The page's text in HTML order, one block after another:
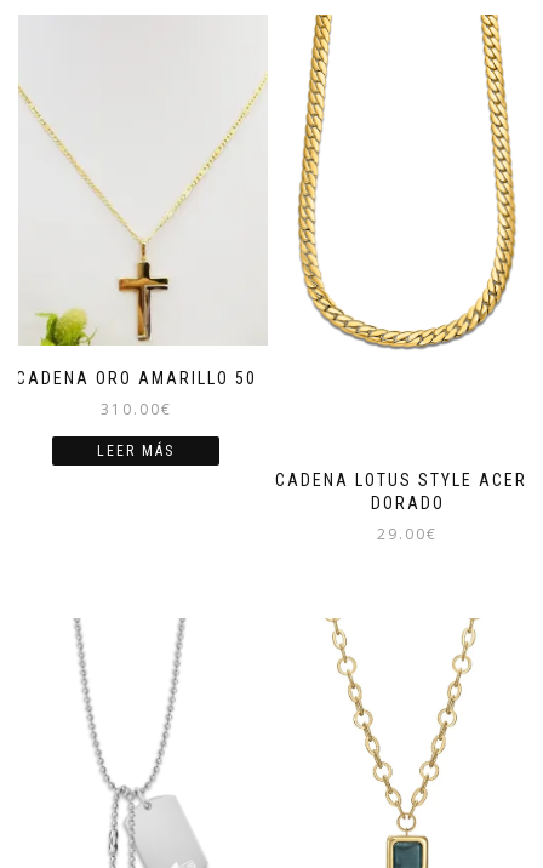
CADENA ORO AMARILLO 50
310.00€
LEER MÁS
CADENA LOTUS STYLE ACERO
DORADO
29.00€